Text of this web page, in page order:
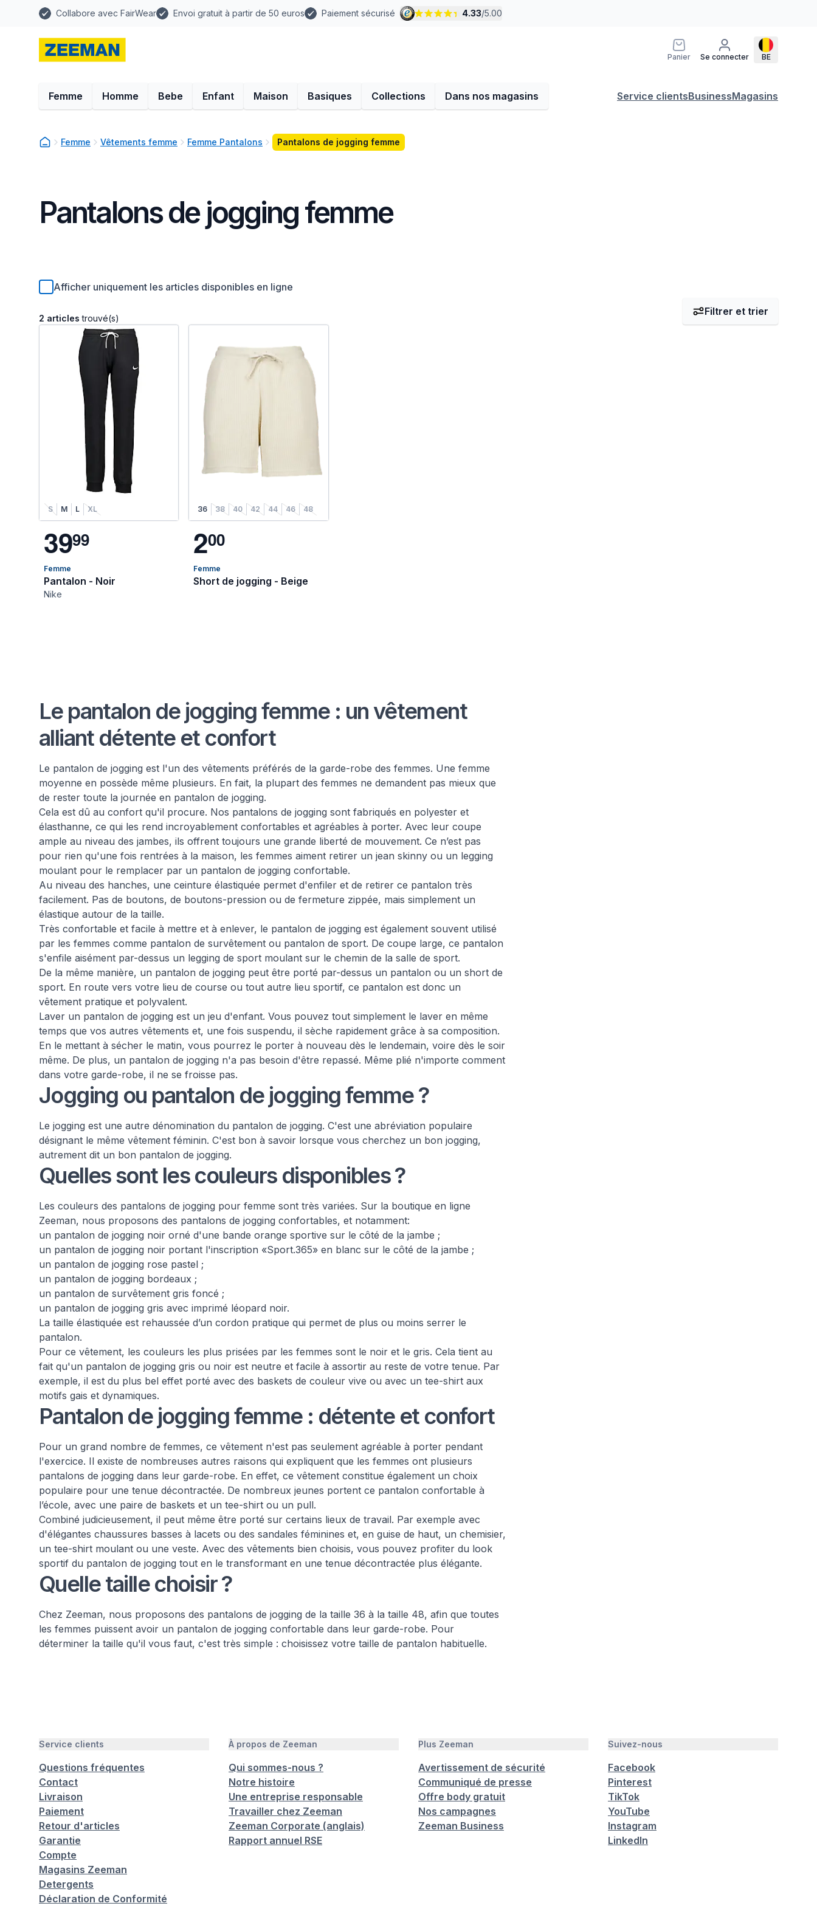
Collabore avec FairWear Envoi gratuit à partir de 50 euros Paiement sécurisé 4.33/5.00
Panier Se connecter BE
Femme Homme Bebe Enfant Maison Basiques Collections Dans nos magasins Service clientsBusinessMagasins
Femme Vêtements femme Femme Pantalons Pantalons de jogging femme
Pantalons de jogging femme
Afficher uniquement les articles disponibles en ligne
2 articles trouvé(s)
Filtrer et trier
S M L XL
3999
Femme
Pantalon - Noir
Nike
36 38 40 42 44 46 48
200
Femme
Short de jogging - Beige
Le pantalon de jogging femme : un vêtement
alliant détente et confort
Le pantalon de jogging est l'un des vêtements préférés de la garde-robe des femmes. Une femme
moyenne en possède même plusieurs. En fait, la plupart des femmes ne demandent pas mieux que
de rester toute la journée en pantalon de jogging.
Cela est dû au confort qu'il procure. Nos pantalons de jogging sont fabriqués en polyester et
élasthanne, ce qui les rend incroyablement confortables et agréables à porter. Avec leur coupe
ample au niveau des jambes, ils offrent toujours une grande liberté de mouvement. Ce n’est pas
pour rien qu'une fois rentrées à la maison, les femmes aiment retirer un jean skinny ou un legging
moulant pour le remplacer par un pantalon de jogging confortable.
Au niveau des hanches, une ceinture élastiquée permet d'enfiler et de retirer ce pantalon très
facilement. Pas de boutons, de boutons-pression ou de fermeture zippée, mais simplement un
élastique autour de la taille.
Très confortable et facile à mettre et à enlever, le pantalon de jogging est également souvent utilisé
par les femmes comme pantalon de survêtement ou pantalon de sport. De coupe large, ce pantalon
s'enfile aisément par-dessus un legging de sport moulant sur le chemin de la salle de sport.
De la même manière, un pantalon de jogging peut être porté par-dessus un pantalon ou un short de
sport. En route vers votre lieu de course ou tout autre lieu sportif, ce pantalon est donc un
vêtement pratique et polyvalent.
Laver un pantalon de jogging est un jeu d'enfant. Vous pouvez tout simplement le laver en même
temps que vos autres vêtements et, une fois suspendu, il sèche rapidement grâce à sa composition.
En le mettant à sécher le matin, vous pourrez le porter à nouveau dès le lendemain, voire dès le soir
même. De plus, un pantalon de jogging n'a pas besoin d'être repassé. Même plié n'importe comment
dans votre garde-robe, il ne se froisse pas.
Jogging ou pantalon de jogging femme ?
Le jogging est une autre dénomination du pantalon de jogging. C'est une abréviation populaire
désignant le même vêtement féminin. C'est bon à savoir lorsque vous cherchez un bon jogging,
autrement dit un bon pantalon de jogging.
Quelles sont les couleurs disponibles ?
Les couleurs des pantalons de jogging pour femme sont très variées. Sur la boutique en ligne
Zeeman, nous proposons des pantalons de jogging confortables, et notamment:
un pantalon de jogging noir orné d'une bande orange sportive sur le côté de la jambe ;
un pantalon de jogging noir portant l'inscription «Sport.365» en blanc sur le côté de la jambe ;
un pantalon de jogging rose pastel ;
un pantalon de jogging bordeaux ;
un pantalon de survêtement gris foncé ;
un pantalon de jogging gris avec imprimé léopard noir.
La taille élastiquée est rehaussée d’un cordon pratique qui permet de plus ou moins serrer le
pantalon.
Pour ce vêtement, les couleurs les plus prisées par les femmes sont le noir et le gris. Cela tient au
fait qu'un pantalon de jogging gris ou noir est neutre et facile à assortir au reste de votre tenue. Par
exemple, il est du plus bel effet porté avec des baskets de couleur vive ou avec un tee-shirt aux
motifs gais et dynamiques.
Pantalon de jogging femme : détente et confort
Pour un grand nombre de femmes, ce vêtement n'est pas seulement agréable à porter pendant
l'exercice. Il existe de nombreuses autres raisons qui expliquent que les femmes ont plusieurs
pantalons de jogging dans leur garde-robe. En effet, ce vêtement constitue également un choix
populaire pour une tenue décontractée. De nombreux jeunes portent ce pantalon confortable à
l’école, avec une paire de baskets et un tee-shirt ou un pull.
Combiné judicieusement, il peut même être porté sur certains lieux de travail. Par exemple avec
d'élégantes chaussures basses à lacets ou des sandales féminines et, en guise de haut, un chemisier,
un tee-shirt moulant ou une veste. Avec des vêtements bien choisis, vous pouvez profiter du look
sportif du pantalon de jogging tout en le transformant en une tenue décontractée plus élégante.
Quelle taille choisir ?
Chez Zeeman, nous proposons des pantalons de jogging de la taille 36 à la taille 48, afin que toutes
les femmes puissent avoir un pantalon de jogging confortable dans leur garde-robe. Pour
déterminer la taille qu'il vous faut, c'est très simple : choisissez votre taille de pantalon habituelle.
Service clients
Questions fréquentes
Contact
Livraison
Paiement
Retour d'articles
Garantie
Compte
Magasins Zeeman
Detergents
Déclaration de Conformité
À propos de Zeeman
Qui sommes-nous ?
Notre histoire
Une entreprise responsable
Travailler chez Zeeman
Zeeman Corporate (anglais)
Rapport annuel RSE
Plus Zeeman
Avertissement de sécurité
Communiqué de presse
Offre body gratuit
Nos campagnes
Zeeman Business
Suivez-nous
Facebook
Pinterest
TikTok
YouTube
Instagram
LinkedIn